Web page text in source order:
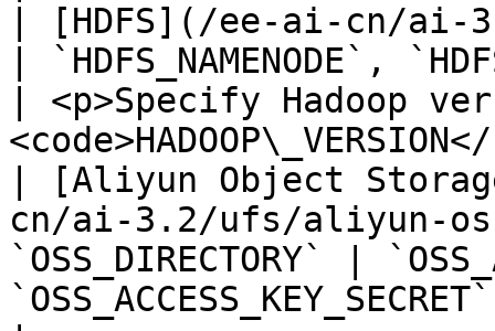
| [HDFS](/ee-ai-cn/ai-
| `HDFS_NAMENODE`,
| <p>Specify Hadoop
| [Aliyun Object
cn/ai-3.2/ufs/aliyun-
`OSS_DIRECTORY` |